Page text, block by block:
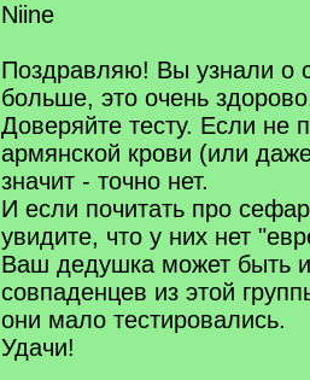
Niine
Поздравляю! Вы узнали о
больше, это очень
Доверяйте тесту. Если не
армянской крови (или
значит - точно нет.
И если почитать про
увидите, что у них нет
Ваш дедушка может быть
совпаденцев из этой
они мало тестировались.
Удачи!